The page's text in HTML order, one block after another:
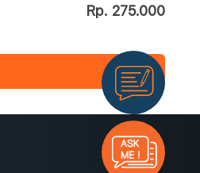
Rp. 275.000